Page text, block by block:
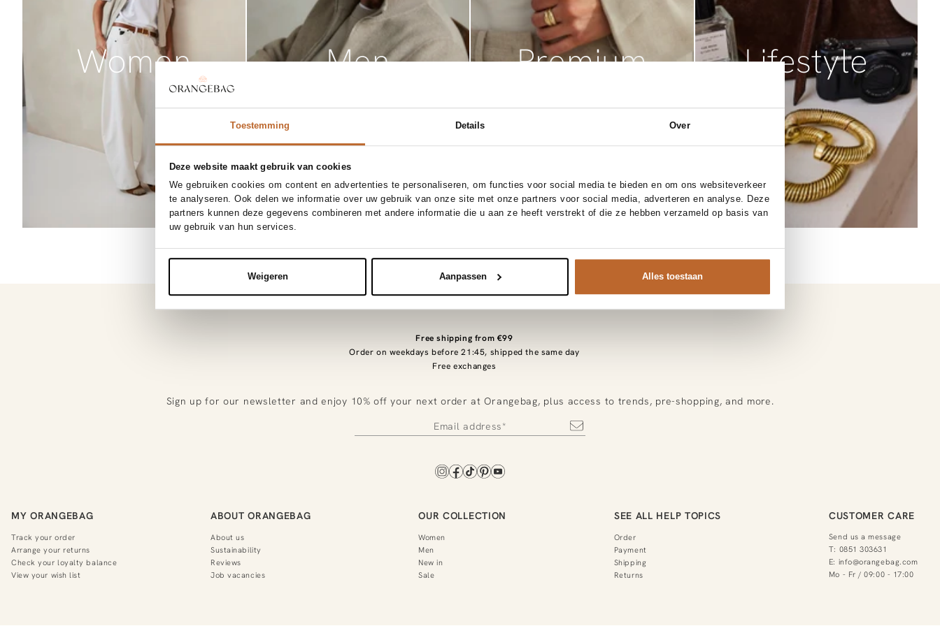
Toestemming Details Over
Deze website maakt gebruik van cookies
We gebruiken cookies om content en advertenties te personaliseren, om functies voor social media te bieden en om ons websiteverkeer
te analyseren. Ook delen we informatie over uw gebruik van onze site met onze partners voor social media, adverteren en analyse. Deze
partners kunnen deze gegevens combineren met andere informatie die u aan ze heeft verstrekt of die ze hebben verzameld op basis van
uw gebruik van hun services.
Weigeren Aanpassen Alles toestaan
Women Men Premium Lifestyle
Free shipping from €99
Order on weekdays before 21:45, shipped the same day
Free exchanges
Sign up for our newsletter and enjoy 10% off your next order at Orangebag, plus access to trends, pre-shopping, and more.
MY ORANGEBAG
Track your order
Arrange your returns
Check your loyalty balance
View your wish list
ABOUT ORANGEBAG
About us
Sustainability
Reviews
Job vacancies
OUR COLLECTION
Women
Men
New in
Sale
SEE ALL HELP TOPICS
Order
Payment
Shipping
Returns
CUSTOMER CARE
Send us a message
T: 0851 303631
E: info@orangebag.com
Mo - Fr / 09:00 - 17:00